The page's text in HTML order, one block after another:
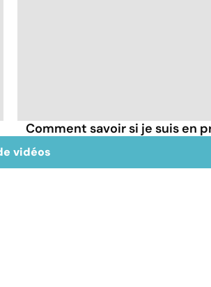
Comment savoir si je suis en
vidéos